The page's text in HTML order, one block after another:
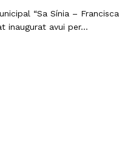
“Sa Sínia – Francisca
inaugurat avui per…